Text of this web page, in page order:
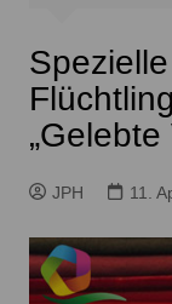
JPH 11.